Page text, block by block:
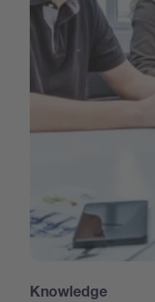
Knowledge